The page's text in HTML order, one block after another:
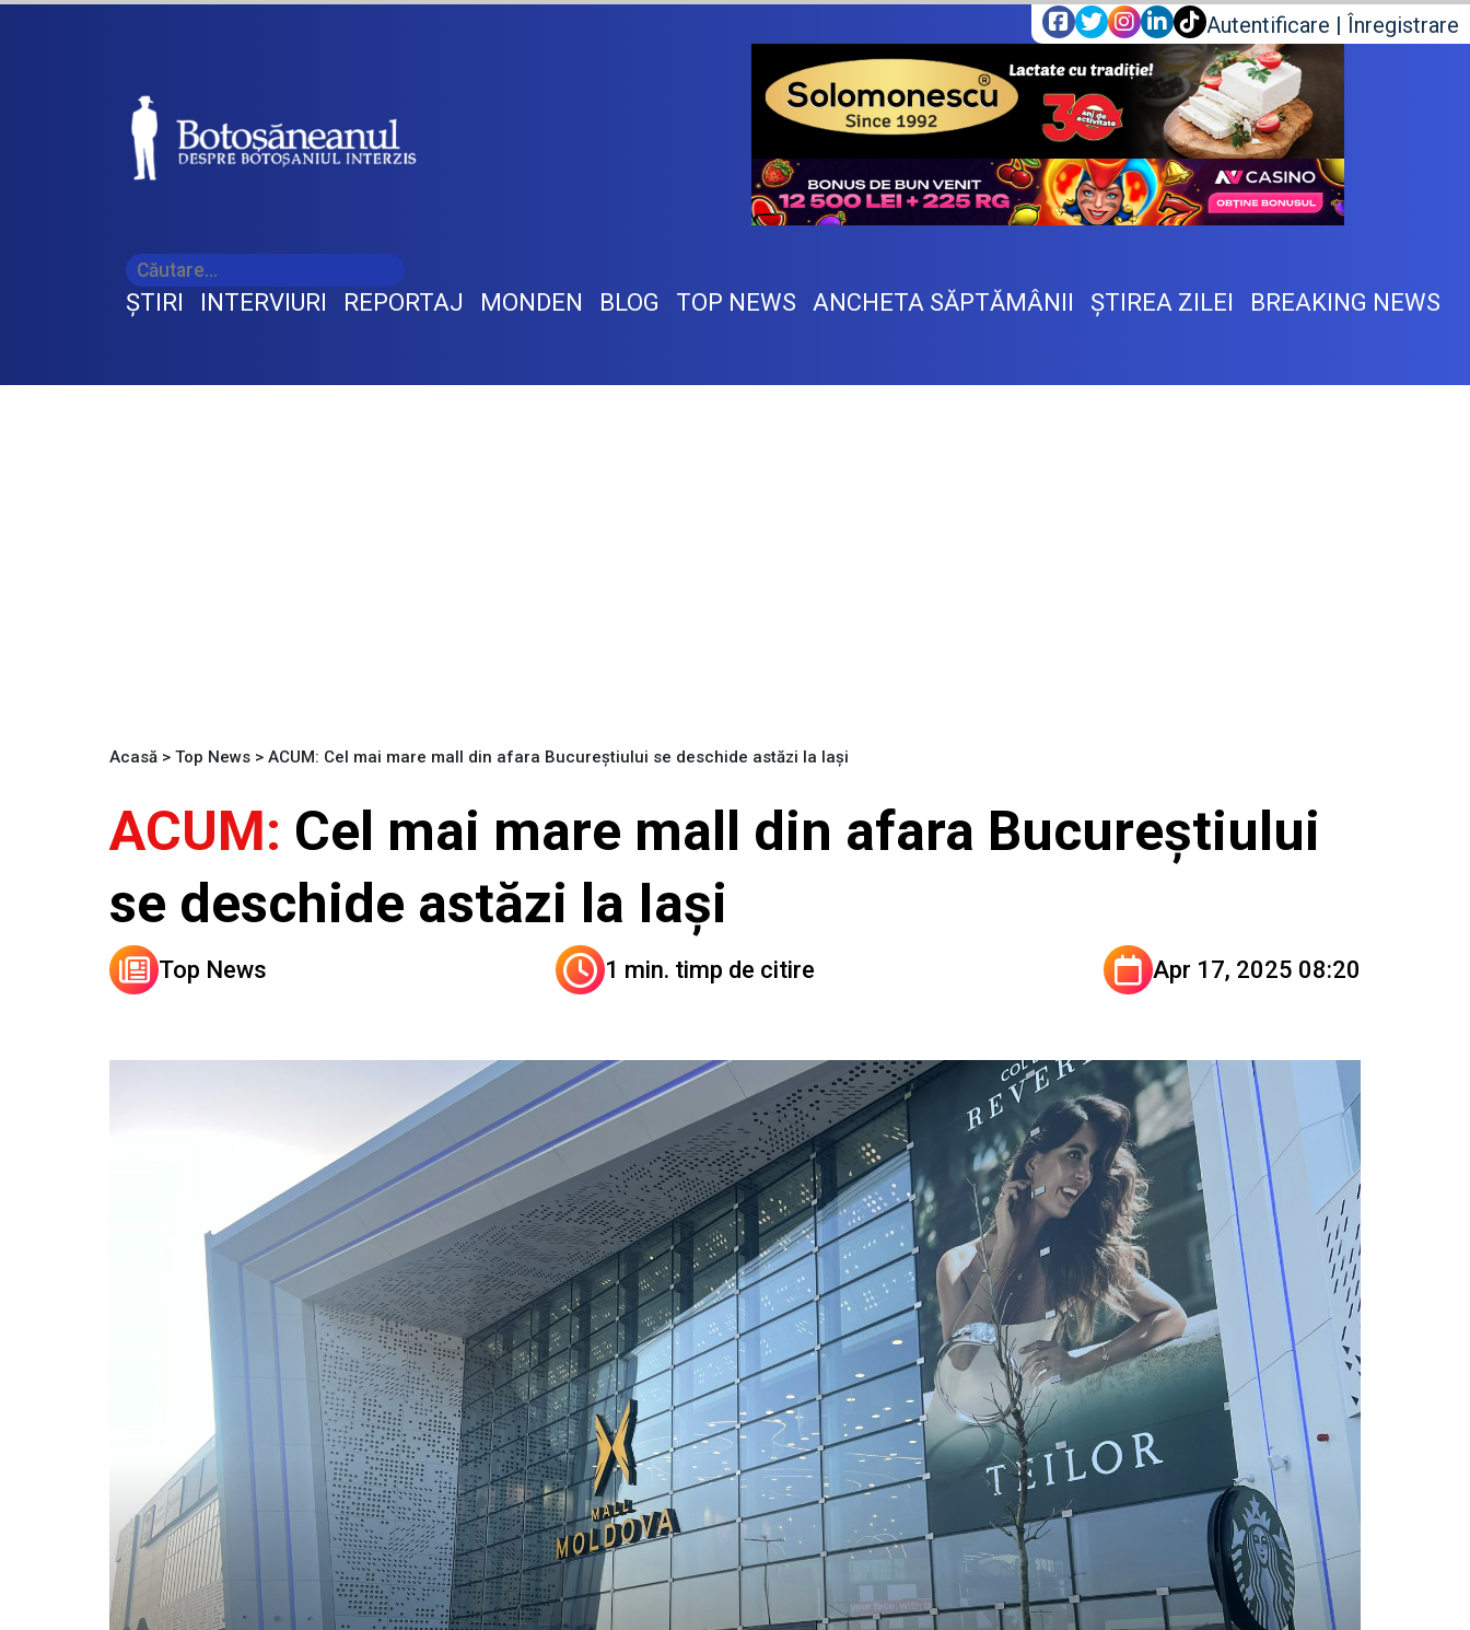
Autentificare | Înregistrare
ŞTIRI INTERVIURI REPORTAJ MONDEN BLOG TOP NEWS ANCHETA SĂPTĂMÂNII ŞTIREA ZILEI BREAKING NEWS
Acasă > Top News > ACUM: Cel mai mare mall din afara Bucureștiului se deschide astăzi la Iași
ACUM: Cel mai mare mall din afara Bucureștiului
se deschide astăzi la Iași
Top News 1 min. timp de citire Apr 17, 2025 08:20